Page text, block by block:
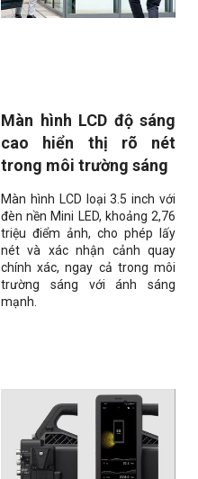
Màn hình LCD độ sáng
cao hiển thị rõ nét
trong môi trường sáng
Màn hình LCD loại 3.5 inch với
đèn nền Mini LED, khoảng 2,76
triệu điểm ảnh, cho phép lấy
nét và xác nhận cảnh quay
chính xác, ngay cả trong môi
trường sáng với ánh sáng
mạnh.